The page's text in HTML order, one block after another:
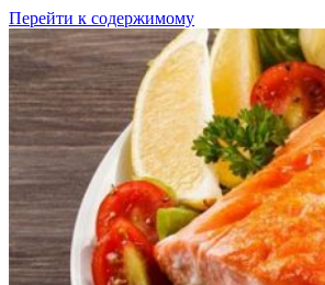
Перейти к содержимому